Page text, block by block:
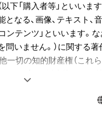
前半の数字が楽譜の何小
現している。作品名が「
Sakamoto 坂本龍一」
ています。
音については、2小節分の
下「購入者等」といいま
なる、画像、テキスト、
ンテンツ」といいます。
いません。）に関する著
一切の知的財産権（これ
有することは、本コンテ